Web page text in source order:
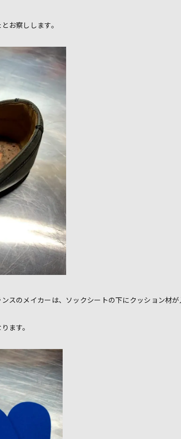
お察しします。
スのメイカーは、ソックシートの下にクッション材
ます。